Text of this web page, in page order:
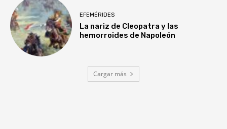
EFEMÉRIDES
La nariz de Cleopatra y las
hemorroides de Napoleón
Cargar más